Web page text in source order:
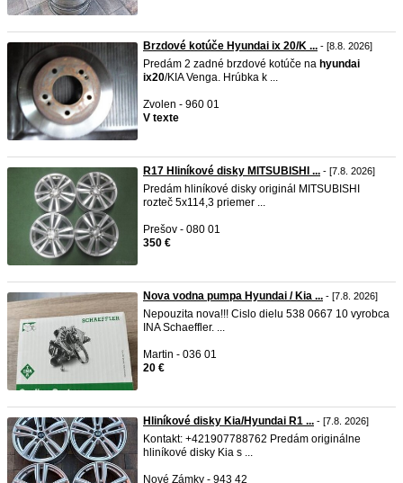
Brzdové kotúče Hyundai ix 20/K ... - [8.8. 2026]
Predám 2 zadné brzdové kotúče na hyundai
ix20/KIA Venga. Hrúbka k ...
Zvolen - 960 01
V texte
R17 Hliníkové disky MITSUBISHI ... - [7.8. 2026]
Predám hliníkové disky originál MITSUBISHI
rozteč 5x114,3 priemer ...
Prešov - 080 01
350 €
Nova vodna pumpa Hyundai / Kia ... - [7.8. 2026]
Nepouzita nova!!! Cislo dielu 538 0667 10 vyrobca
INA Schaeffler. ...
Martin - 036 01
20 €
Hliníkové disky Kia/Hyundai R1 ... - [7.8. 2026]
Kontakt: +421907788762 Predám originálne
hliníkové disky Kia s ...
Nové Zámky - 943 42